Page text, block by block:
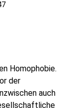
Homophobie.
der
auch